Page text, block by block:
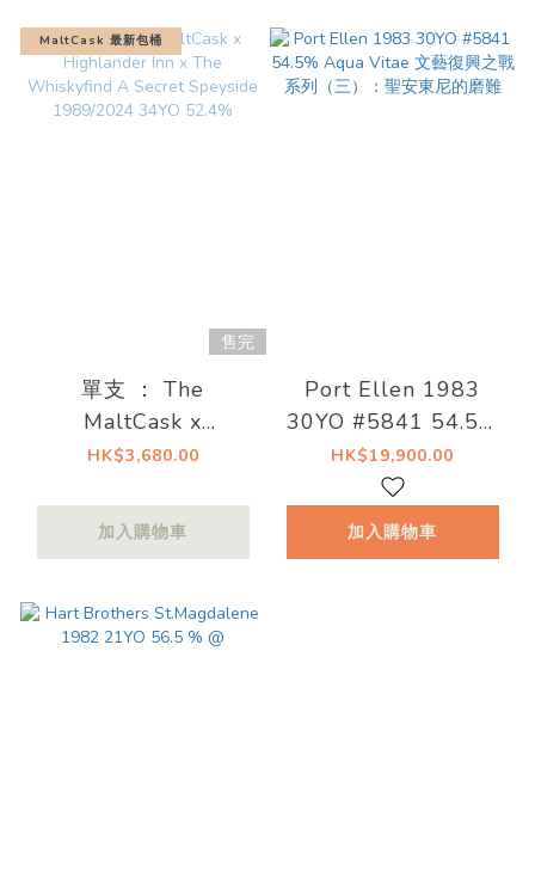
MaltCask 最新包桶
售完
單支 ： The
MaltCask x
Highlander Inn x
Secret Speyside
HK$3,680.00
加入購物車
Port Ellen 1983
30YO #5841 54.5%
Aqua Vitae 文藝復興
之戰系列（三）：聖安
東尼的磨難
HK$19,900.00
加入購物車